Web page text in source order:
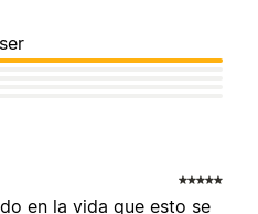
en la vida que esto se